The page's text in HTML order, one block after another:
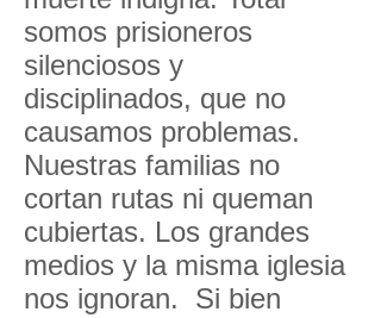
somos prisioneros
silenciosos y
disciplinados, que no
causamos problemas.
Nuestras familias no
cortan rutas ni queman
cubiertas. Los grandes
medios y la misma iglesia
nos ignoran. Si bien